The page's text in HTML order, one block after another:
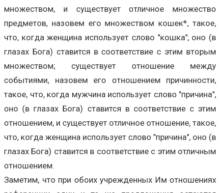
множеством, и существует отличное множество
предметов, назовем его множеством кошек*, такое,
что, когда женщина использует слово "кошка", оно (в
глазах Бога) ставится в соответствие с этим вторым
множеством; существует отношение между
событиями, назовем его отношением причинности,
такое, что, когда мужчина использует слово "причина",
оно (в глазах Бога) ставится в соответствие с этим
отношением, и существует отличное отношение, такое,
что, когда женщина использует слово "причина", оно (в
глазах Бога) ставится в соответствие с этим отличным
отношением.
Заметим, что при обоих учрежденных Им отношениях